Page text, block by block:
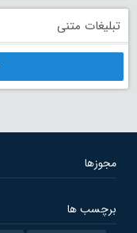
تبلیغات متنی
مجوزها
برچسب ها